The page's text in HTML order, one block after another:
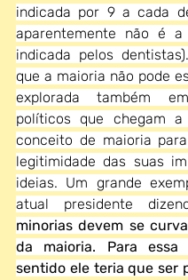
indicada por 9 a cada
aparentemente não é
indicada pelos
que a maioria não pode
explorada também
políticos que chegam
conceito de maioria
legitimidade das suas
ideias. Um grande
atual presidente
minorias devem se
da maioria. Para essa
sentido ele teria que ser